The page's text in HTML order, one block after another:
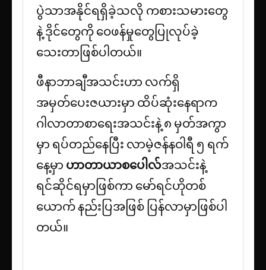
ပွဲသာအနိုင်ရရှိခဲ့သလို ကစားသမားတွေ
နဲ့ ဒိုင်တွေကို ဝေဖန်မှုတွေပြုလုပ်ခဲ့
သေးတာဖြစ်ပါတယ်။
ဖီနာဘာချီအသင်းဟာ လက်ရှိ
အမှတ်ပေးဇယားမှာ ထိပ်ဆုံးနေရာက
ဂါလာတာစာရေးအသင်းနဲ့ ၈ မှတ်အကွာ
မှာ ရပ်တည်နေပြီး လာမဲ့ဇန်နဝါရီ ၅ ရက်
နေ့မှာ ဟာတာယာစပေါလ်အသင်းနဲ့
ရင်ဆိုင်ရမှာဖြစ်ကာ မော်ရင်ဟိုတစ်
ယောက် နည်းပြအဖြစ် ပြန်လာမှာဖြစ်ပါ
တယ်။